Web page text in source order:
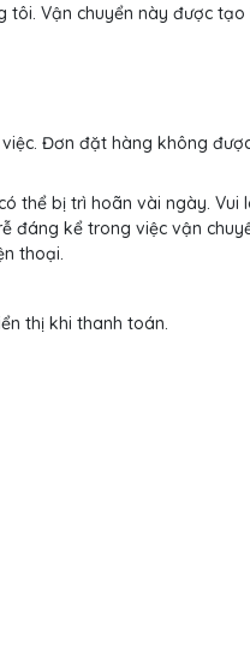
tôi. Vận chuyển này được tạo
Đơn đặt hàng không
thể bị trì hoãn vài ngày. Vui
đáng kể trong việc vận
thoại.
thị khi thanh toán.